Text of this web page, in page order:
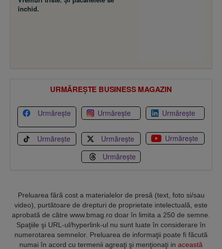
închid.
URMĂREȘTE BUSINESS MAGAZIN
Urmărește Urmărește Urmărește
Urmărește Urmărește
Urmărește
Urmărește
Preluarea fără cost a materialelor de presă (text, foto si/sau
video), purtătoare de drepturi de proprietate intelectuală, este
aprobată de către www.bmag.ro doar în limita a 250 de semne.
Spaţiile şi URL-ul/hyperlink-ul nu sunt luate în considerare în
numerotarea semnelor. Preluarea de informaţii poate fi făcută
numai în acord cu termenii agreaţi şi menţionaţi in această